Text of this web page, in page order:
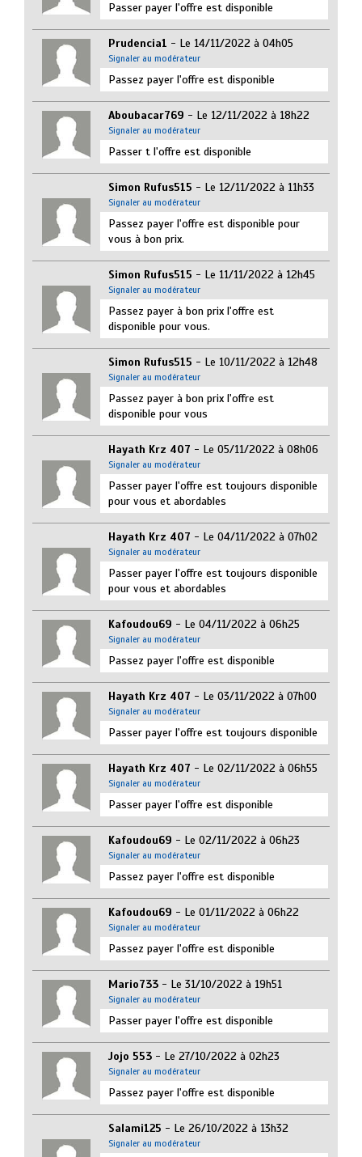
Passer payer l'offre est disponible
Prudencia1 - Le 14/11/2022 à 04h05
Signaler au modérateur
Passez payer l'offre est disponible
Aboubacar769 - Le 12/11/2022 à 18h22
Signaler au modérateur
Passer t l'offre est disponible
Simon Rufus515 - Le 12/11/2022 à 11h33
Signaler au modérateur
Passez payer l'offre est disponible pour
vous à bon prix.
Simon Rufus515 - Le 11/11/2022 à 12h45
Signaler au modérateur
Passez payer à bon prix l'offre est
disponible pour vous.
Simon Rufus515 - Le 10/11/2022 à 12h48
Signaler au modérateur
Passez payer à bon prix l'offre est
disponible pour vous
Hayath Krz 407 - Le 05/11/2022 à 08h06
Signaler au modérateur
Passer payer l'offre est toujours disponible
pour vous et abordables
Hayath Krz 407 - Le 04/11/2022 à 07h02
Signaler au modérateur
Passer payer l'offre est toujours disponible
pour vous et abordables
Kafoudou69 - Le 04/11/2022 à 06h25
Signaler au modérateur
Passez payer l'offre est disponible
Hayath Krz 407 - Le 03/11/2022 à 07h00
Signaler au modérateur
Passer payer l'offre est toujours disponible
Hayath Krz 407 - Le 02/11/2022 à 06h55
Signaler au modérateur
Passer payer l'offre est disponible
Kafoudou69 - Le 02/11/2022 à 06h23
Signaler au modérateur
Passez payer l'offre est disponible
Kafoudou69 - Le 01/11/2022 à 06h22
Signaler au modérateur
Passez payer l'offre est disponible
Mario733 - Le 31/10/2022 à 19h51
Signaler au modérateur
Passer payer l'offre est disponible
Jojo 553 - Le 27/10/2022 à 02h23
Signaler au modérateur
Passez payer l'offre est disponible
Salami125 - Le 26/10/2022 à 13h32
Signaler au modérateur